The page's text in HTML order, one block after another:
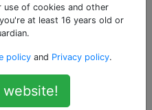
des étoiles.
il y avoir 1 000
avant notre
de sources * dire
use of cookies and other
at least 16 years old or
policy and Privacy policy.
website!